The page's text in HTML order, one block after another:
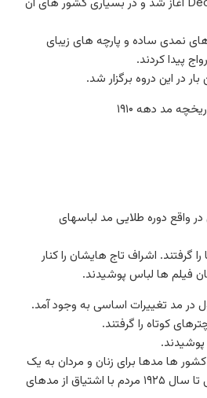
نمدی ساده و پارچه های زیبای
در این دروه برگزار شد.
مد دهه ۱۹۱۰
واقع دوره طلایی مد لباسهای
اشراف تاج هایشان را کنار
فیلم ها لباس پوشیدند.
مد تغییرات اساسی به وجود آمد.
کوتاه را گرفتند.
کشور ها مدها برای زنان و مردان به یک
شکل طراحی شده بود، ولی تا سال ۱۹۲۵ مردم با اشتیاق از مدهای